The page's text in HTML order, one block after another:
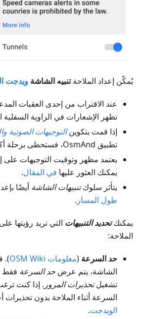
يُمكّن إعداد الملاحةتنبيه الشاشة ويدجت
عند الاقتراب من إحدى العقبات
تظهر الإشعارات في الزاوية
إذا قمت بتكوينالتوجيهات الصوتية
تطبيق OsmAnd، فستحظى برحلة أكثر راحة وأمانًا.
يعتمد مظهر وتوقيت التوجيهات
يمكنك العثور عليها في المقال.
يتأثر سلوكتنبيهات الشاشة أيضًا
طول المسار .
يمكنكتحديد التنبيهات التي تريد رؤيتها
الملاحة:
حد السرعة (معلومات OSM Wiki
).
الشاشة، يتم عرض حد السرعة فقط
تشغيلتحذيرات المرور . إذا كنت
السرعة أثناء الملاحة بدون
الويدجت.